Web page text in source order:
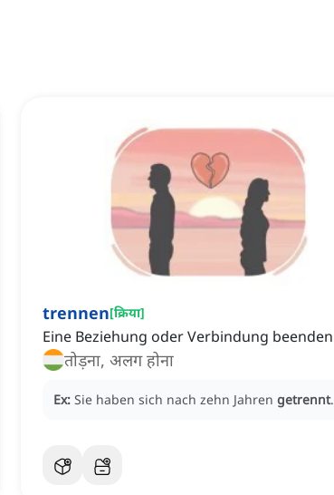
trennen[क्रिया]
Eine Beziehung oder Verbindung beenden
तोड़ना, अलग होना
Ex: Sie haben sich nach zehn Jahren getrennt.